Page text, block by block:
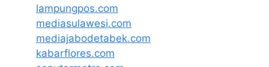
lampungpos.com
mediasulawesi.com
mediajabodetabek.com
kabarflores.com